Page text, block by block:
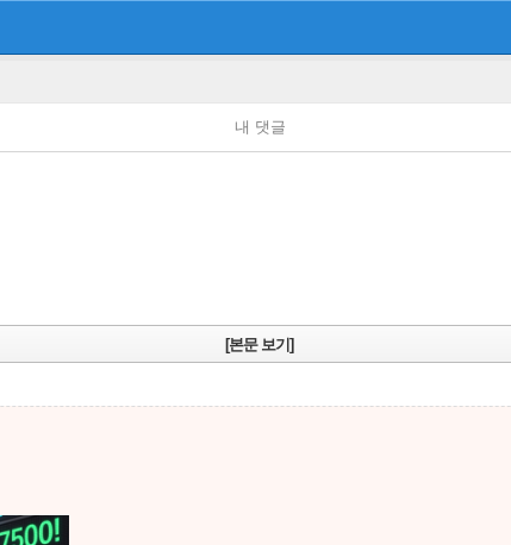
내 댓글
[본문 보기]